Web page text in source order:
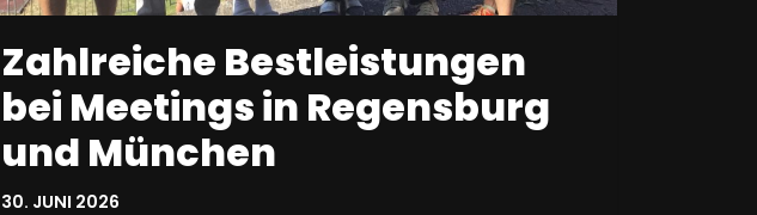
Zahlreiche Bestleistungen
bei Meetings in Regensburg
und München
30. JUNI 2026